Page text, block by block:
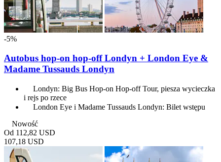
-5%
Autobus hop-on hop-off Londyn + London Eye &
Madame Tussauds Londyn
Londyn: Big Bus Hop-on Hop-off Tour, piesza wycieczka
i rejs po rzece
London Eye i Madame Tussauds Londyn: Bilet wstępu
Nowość
Od 112,82 USD
107,18 USD